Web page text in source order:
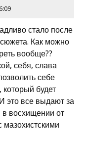
стало после
Как можно
вообще??
себя, слава
себе
будет
это все выдают за
восхищении от